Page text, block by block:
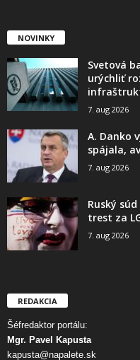
NOVINKY
Svetová
urýchliť
7. aug 2026
A. Danko
spájala,
7. aug 2026
Ruský
trest za
7. aug 2026
REDAKCIA
Šéfredaktor portálu:
Mgr. Pavel Kapusta
kapusta@napalete.sk